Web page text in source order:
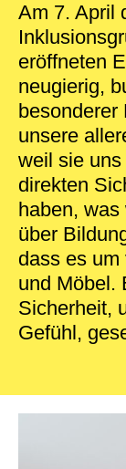
Am 7. April
eröffneten
neugierig,
unsere
weil sie
direkten
haben,
über
dass es um
und Möbel.
Sicherheit,
Gefühl,